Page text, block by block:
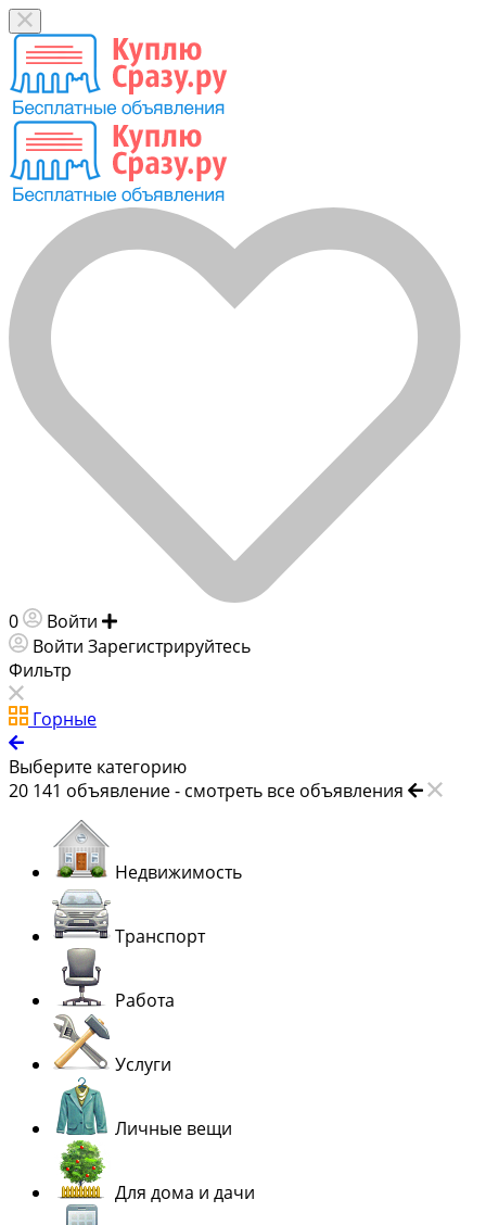
0 Войти
Войти Зарегистрируйтесь
Фильтр
Горные
Выберите категорию
20 141 объявление - смотреть все объявления
Недвижимость
Транспорт
Работа
Услуги
Личные вещи
Для дома и дачи